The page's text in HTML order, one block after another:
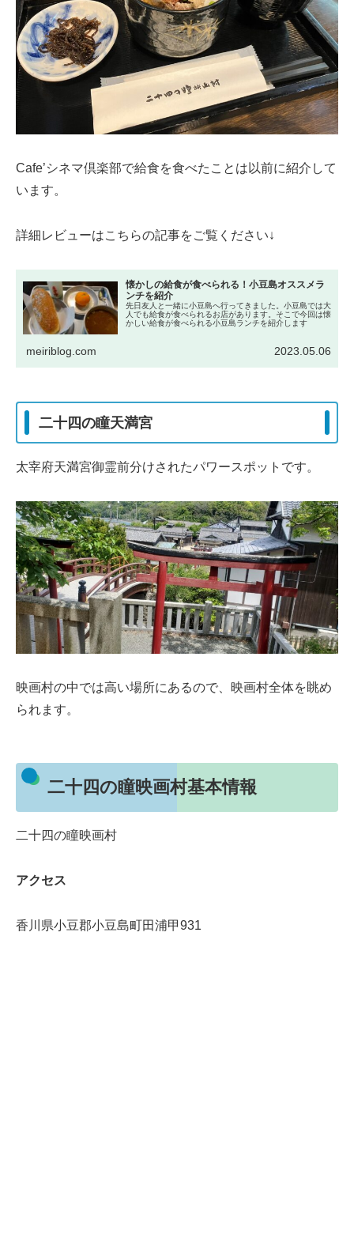
Cafe’シネマ倶楽部で給食を食べたことは以前に紹介して
います。
詳細レビューはこちらの記事をご覧ください↓
懐かしの給食が食べられる！小豆島オススメラ
ンチを紹介
先日友人と一緒に小豆島へ行ってきました。小豆島では大
人でも給食が食べられるお店があります。そこで今回は懐
かしい給食が食べられる小豆島ランチを紹介します
meiriblog.com 2023.05.06
二十四の瞳天満宮
太宰府天満宮御霊前分けされたパワースポットです。
映画村の中では高い場所にあるので、映画村全体を眺め
られます。
二十四の瞳映画村基本情報
二十四の瞳映画村
アクセス
香川県小豆郡小豆島町田浦甲931